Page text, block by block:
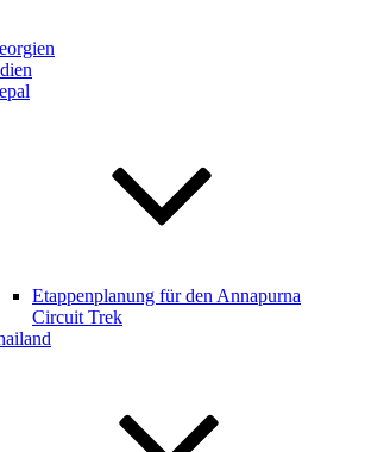
Etappenplanung für den Annapurna
Circuit Trek​​